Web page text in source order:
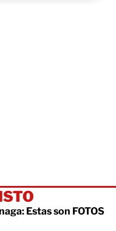
Estas son FOTOS